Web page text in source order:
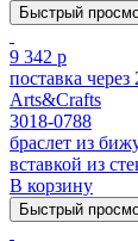
Быстрый
9 342 р
поставка через
Arts&Crafts
3018-0788
браслет из
вставкой из
В корзину
Быстрый